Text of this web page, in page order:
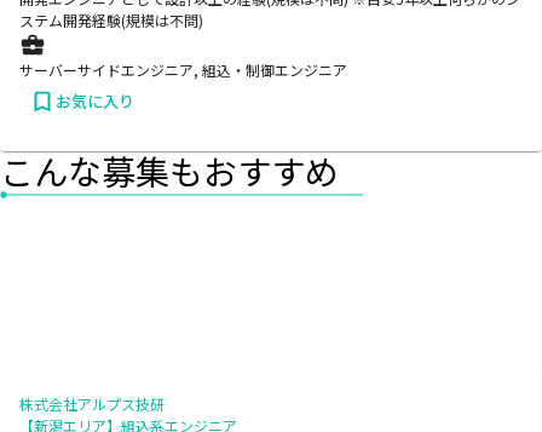
ステム開発経験(規模は不問)
サーバーサイドエンジニア, 組込・制御エンジニア
お気に入り
こんな募集もおすすめ
株式会社アルプス技研
【新潟エリア】組込系エンジニア